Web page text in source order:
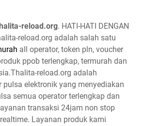
reload.org. HATI-HATI DENGAN
reload.org adalah salah satu
all operator, token pln, voucher
ppob terlengkap, termurah dan
reload.org adalah
pulsa elektronik yang menyediakan
semua operator terlengkap dan
transaksi 24jam non stop
Layanan produk kami